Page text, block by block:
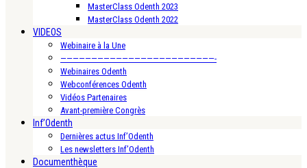
MasterClass Odenth 2023
MasterClass Odenth 2022
VIDEOS
Webinaire à la Une
—————————————————————————-
Webinaires Odenth
Webconférences Odenth
Vidéos Partenaires
Avant-première Congrès
Inf’Odenth
Dernières actus Inf’Odenth
Les newsletters Inf’Odenth
Documenthèque